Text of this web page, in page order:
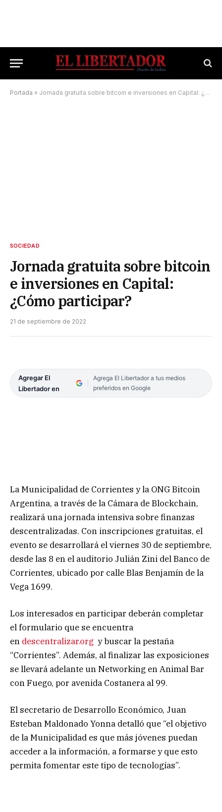
Portada » Jornada gratuita sobre bitcoin e inversiones en Capital: ¿Cómo participar?
SOCIEDAD
Jornada gratuita sobre bitcoin
e inversiones en Capital:
¿Cómo participar?
21 de septiembre de 2022
Agregar El
Libertador en
Agrega El Libertador a tus medios
preferidos en Google
La Municipalidad de Corrientes y la ONG Bitcoin
Argentina, a través de la Cámara de Blockchain,
realizará una jornada intensiva sobre finanzas
descentralizadas. Con inscripciones gratuitas, el
evento se desarrollará el viernes 30 de septiembre,
desde las 8 en el auditorio Julián Zini del Banco de
Corrientes, ubicado por calle Blas Benjamín de la
Vega 1699.
Los interesados en participar deberán completar
el formulario que se encuentra
en descentralizar.org y buscar la pestaña
“Corrientes”. Además, al finalizar las exposiciones
se llevará adelante un Networking en Animal Bar
con Fuego, por avenida Costanera al 99.
El secretario de Desarrollo Económico, Juan
Esteban Maldonado Yonna detalló que “el objetivo
de la Municipalidad es que más jóvenes puedan
acceder a la información, a formarse y que esto
permita fomentar este tipo de tecnologías”.